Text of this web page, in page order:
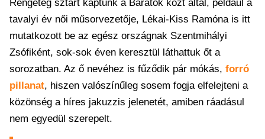
Rengeteg sztárt kaptunk a Barátok közt által, például a
tavalyi év női műsorvezetője, Lékai-Kiss Ramóna is itt
mutatkozott be az egész országnak Szentmihályi
Zsófiként, sok-sok éven keresztül láthattuk őt a
sorozatban. Az ő nevéhez is fűződik pár mókás, forró
pillanat, hiszen valószínűleg sosem fogja elfelejteni a
közönség a híres jakuzzis jelenetét, amiben ráadásul
nem egyedül szerepelt.